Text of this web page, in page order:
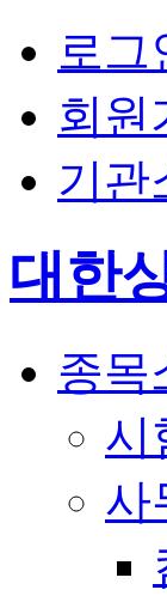
로그
회원
기관
대한
종목
시
사